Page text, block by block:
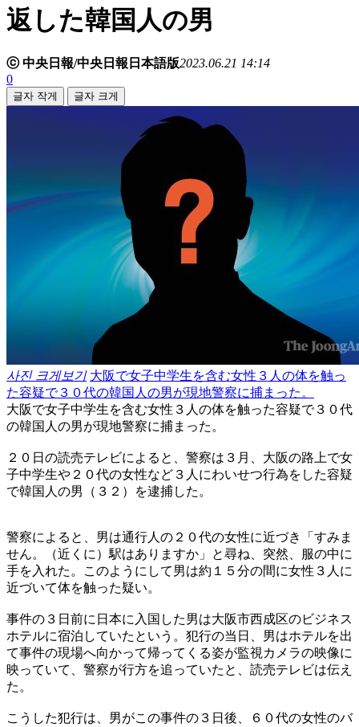
返した韓国人の男
ⓒ 中央日報/中央日報日本語版2023.06.21 14:14
0
글자 작게 글자 크게
사진 크게보기 大阪で女子中学生を含む女性３人の体を触っ
た容疑で３０代の韓国人の男が現地警察に捕まった。
大阪で女子中学生を含む女性３人の体を触った容疑で３０代
の韓国人の男が現地警察に捕まった。
２０日の読売テレビによると、警察は３月、大阪の路上で女
子中学生や２０代の女性など３人にわいせつ行為をした容疑
で韓国人の男（３２）を逮捕した。
警察によると、男は通行人の２０代の女性に近づき「すみま
せん。（近くに）駅はありますか」と尋ね、突然、服の中に
手を入れた。このようにして男は約１５分の間に女性３人に
近づいて体を触った疑い。
事件の３日前に日本に入国した男は大阪市西成区のビジネス
ホテルに宿泊していたという。犯行の当日、男はホテルを出
て事件の現場へ向かって帰ってくる姿が監視カメラの映像に
映っていて、警察が行方を追っていたと、読売テレビは伝え
た。
こうした犯行は、男がこの事件の３日後、６０代の女性のバ